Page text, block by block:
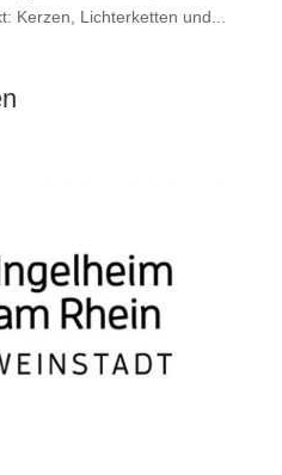
Kerzen, Lichterketten und...